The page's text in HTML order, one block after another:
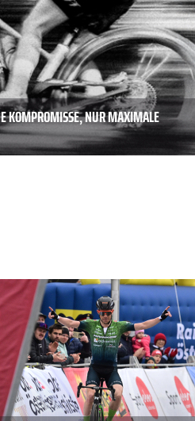
KOMPROMISSE, NUR MAXIMALE